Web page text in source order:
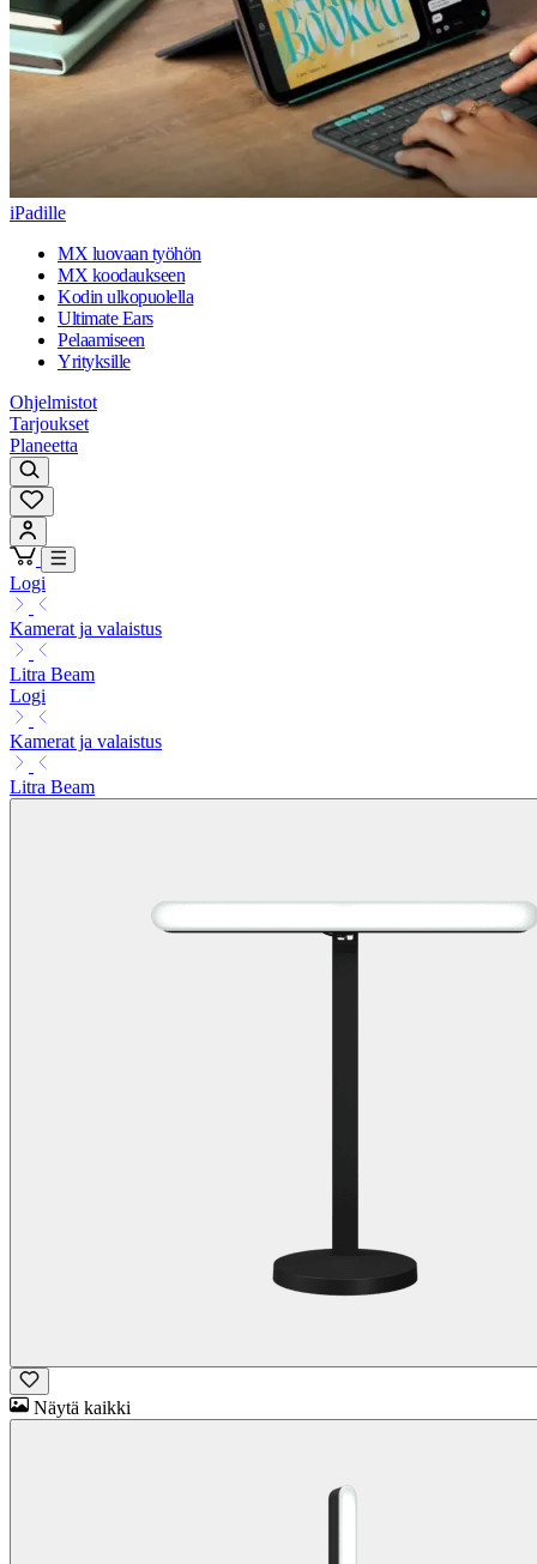
iPadille
MX luovaan työhön
MX koodaukseen
Kodin ulkopuolella
Ultimate Ears
Pelaamiseen
Yrityksille
Ohjelmistot
Tarjoukset
Planeetta
Logi
Kamerat ja valaistus
Litra Beam
Logi
Kamerat ja valaistus
Litra Beam
Näytä kaikki